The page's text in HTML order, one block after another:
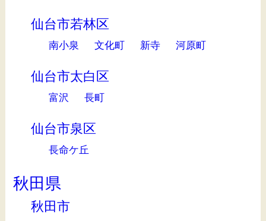
仙台市若林区
南小泉 文化町 新寺 河原町
仙台市太白区
富沢 長町
仙台市泉区
長命ケ丘
秋田県
秋田市